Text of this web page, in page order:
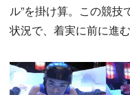
ル”を掛け算。この競
状況で、着実に前に進